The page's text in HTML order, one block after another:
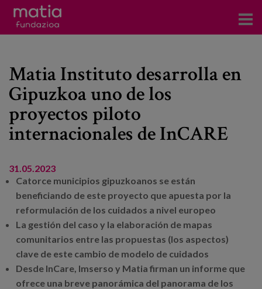
Servicios
Eventos
Contacto
Blog
Prensa
Trabaja con nosotros
Canal de denuncias
Matia Instituto desarrolla en
Gipuzkoa uno de los
proyectos piloto
internacionales de InCARE
31.05.2023
Catorce municipios gipuzkoanos se están
beneficiando de este proyecto que apuesta por la
reformulación de los cuidados a nivel europeo
La gestión del caso y la elaboración de mapas
comunitarios entre las propuestas (los aspectos)
clave de este cambio de modelo de cuidados
Desde InCare, Imserso y Matia firman un informe que
ofrece una breve panorámica del panorama de los